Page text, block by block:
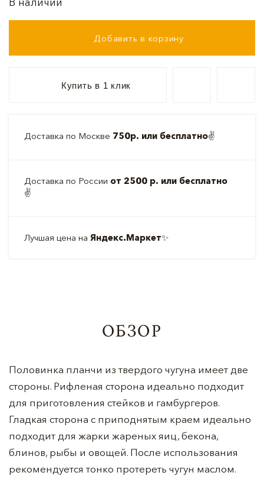
Добавить в корзину
Купить в 1 клик
Доставка по Москве 750р. или бесплатно✌️
Доставка по России от 2500 р. или бесплатно
✌️
Лучшая цена на Яндекс.Маркет✨
ОБЗОР
Половинка планчи из твердого чугуна имеет две
стороны. Рифленая сторона идеально подходит
для приготовления стейков и гамбургеров.
Гладкая сторона с приподнятым краем идеально
подходит для жарки жареных яиц, бекона,
блинов, рыбы и овощей. После использования
рекомендуется тонко протереть чугун маслом.